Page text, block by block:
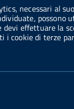
necessari al
possono
devi effettuare la
cookie di terze
Codice
Codice
Codice